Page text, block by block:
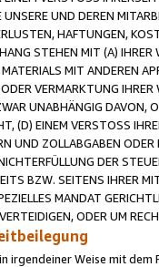
UND DEREN
HAFTUNGEN,
STEHEN MIT (A)
MIT ANDEREN
VERMARKTUNG
UNABHÄNGIG DAVON,
(D) EINEM VERSTOSS
UND ZOLLABGABEN
DER
BZW. SEITENS IHRER
MANDAT
ODER UM
irgendeiner Weise mit